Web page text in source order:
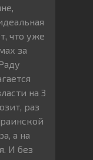
что уже
за
на 3
раз
а на
И без